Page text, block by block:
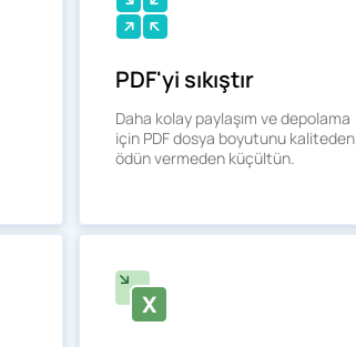
PDF'yi sıkıştır
Daha kolay paylaşım ve depolama
için PDF dosya boyutunu kaliteden
ödün vermeden küçültün.